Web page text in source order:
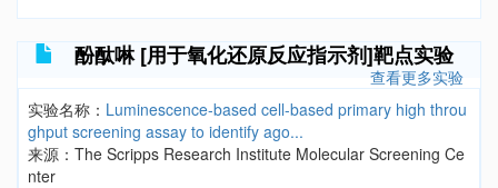
酚酞啉 [用于氧化还原反应指示剂]靶点实验
查看更多实验
实验名称： Luminescence-based cell-based primary high throu
ghput screening assay to identify ago...
来源：The Scripps Research Institute Molecular Screening Ce
nter